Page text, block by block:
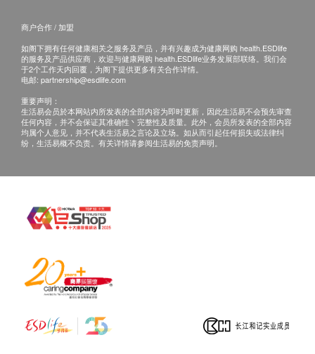
商户合作 / 加盟
如阁下拥有任何健康相关之服务及产品，并有兴趣成为健康网购 health.ESDlife
的服务及产品供应商，欢迎与健康网购 health.ESDlife业务发展部联络。我们会
于2个工作天内回覆，为阁下提供更多有关合作详情。
电邮: partnership@esdlife.com
重要声明：
生活易会员於本网站内所发表的全部内容为即时更新，因此生活易不会预先审查
任何内容，并不会保证其准确性丶完整性及质量。此外，会员所发表的全部内容
均属个人意见，并不代表生活易之言论及立场。如从而引起任何损失或法律纠
纷，生活易概不负责。有关详情请参阅生活易的免责声明。